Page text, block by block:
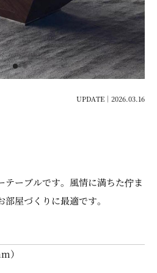
UPDATE｜2026.03.16
テーブルです。風情に満ちた佇ま
屋づくりに最適です。
）